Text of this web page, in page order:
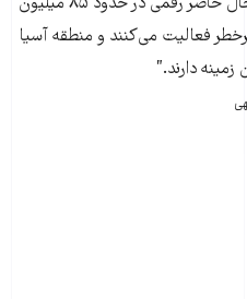
فعالیت می‌کنند و منطقه آسیا
زمینه دارند.”